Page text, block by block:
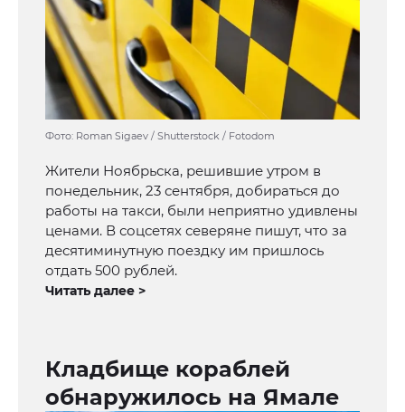
Фото: Roman Sigaev / Shutterstock / Fotodom
Жители Ноябрьска, решившие утром в
понедельник, 23 сентября, добираться до
работы на такси, были неприятно удивлены
ценами. В соцсетях северяне пишут, что за
десятиминутную поездку им пришлось
отдать 500 рублей.
Читать далее >
Кладбище кораблей
обнаружилось на Ямале